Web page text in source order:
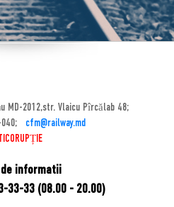
MD-2012,str. Vlaicu Pîrcălab 48;
040;
cfm@railway.md
de informatii
33-33 (08.00 - 20.00)